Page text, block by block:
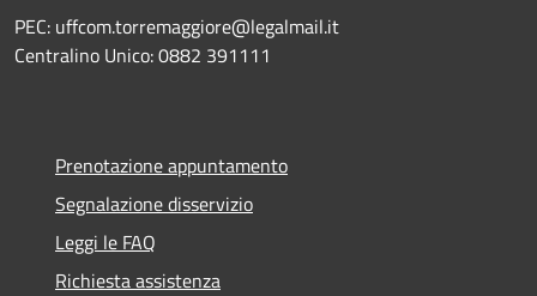
PEC: uffcom.torremaggiore@legalmail.it
Centralino Unico: 0882 391111
Prenotazione appuntamento
Segnalazione disservizio
Leggi le FAQ
Richiesta assistenza